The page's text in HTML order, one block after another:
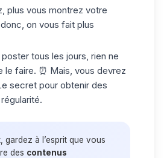
plus vous montrez votre
on vous fait plus
tous les jours, rien ne
le faire. ⏰ Mais, vous devrez
secret pour obtenir des
gardez à l’esprit que vous
des contenus